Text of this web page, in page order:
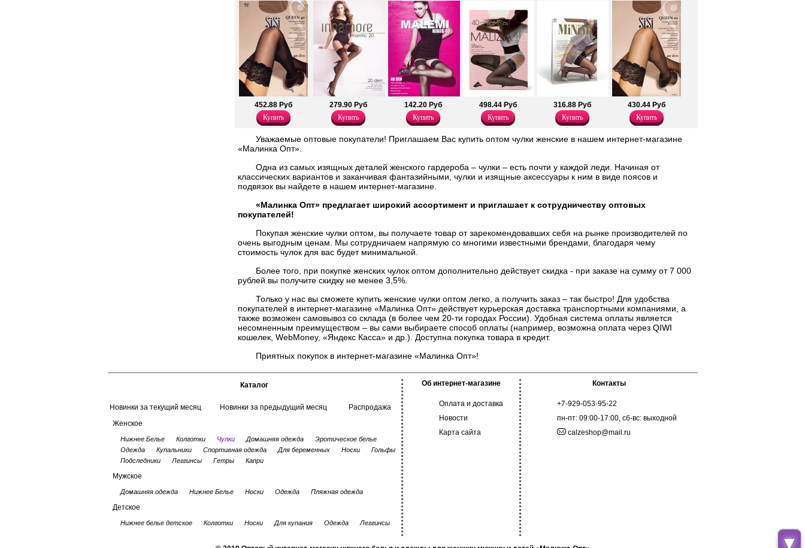
▼
452.88 Руб
Купить
279.90 Руб
Купить
142.20 Руб
Купить
498.44 Руб
Купить
316.88 Руб
Купить
430.44 Руб
Купить
Уважаемые оптовые покупатели! Приглашаем Вас купить оптом чулки женские в нашем интернет-магазине
«Малинка Опт».
Одна из самых изящных деталей женского гардероба – чулки – есть почти у каждой леди. Начиная от
классических вариантов и заканчивая фантазийными, чулки и изящные аксессуары к ним в виде поясов и
подвязок вы найдете в нашем интернет-магазине.
«Малинка Опт» предлагает широкий ассортимент и приглашает к сотрудничеству оптовых
покупателей!
Покупая женские чулки оптом, вы получаете товар от зарекомендовавших себя на рынке производителей по
очень выгодным ценам. Мы сотрудничаем напрямую со многими известными брендами, благодаря чему
стоимость чулок для вас будет минимальной.
Более того, при покупке женских чулок оптом дополнительно действует скидка - при заказе на сумму от 7 000
рублей вы получите скидку не менее 3,5%.
Только у нас вы сможете купить женские чулки оптом легко, а получить заказ – так быстро! Для удобства
покупателей в интернет-магазине «Малинка Опт» действует курьерская доставка транспортными компаниями, а
также возможен самовывоз со склада (в более чем 20-ти городах России). Удобная система оплаты является
несомненным преимуществом – вы сами выбираете способ оплаты (например, возможна оплата через QIWI
кошелек, WebMoney, «Яндекс Касса» и др.). Доступна покупка товара в кредит.
Приятных покупок в интернет-магазине «Малинка Опт»!
Каталог
Новинки за текущий месяц Новинки за предыдущий месяц
Распродажа
Женское
Нижнее Белье Колготки Чулки Домашняя одежда
Эротическое белье
Одежда
Купальники Спортивная одежда Для беременных Носки
Гольфы
Подследники
Леггинсы Гетры Капри
Мужское
Домашняя одежда Нижнее Белье Носки Одежда Пляжная одежда
Детское
Нижнее белье детское Колготки Носки Для купания Одежда Леггинсы
Об интернет-магазине
Оплата и доставка
Новости
Карта сайта
Контакты
+7-929-053-95-22
пн-пт: 09:00-17:00, сб-вс: выходной
calzeshop@mail.ru